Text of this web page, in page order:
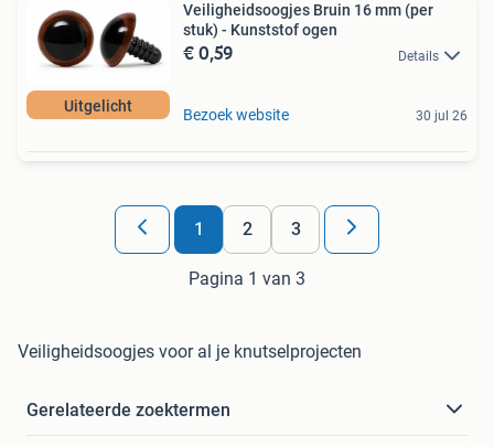
Uitgelicht
Veiligheidsoogjes Bruin 16 mm (per
stuk) - Kunststof ogen
€ 0,59 Details
Bezoek website 30 jul 26
1 2 3
Pagina 1 van 3
Veiligheidsoogjes voor al je knutselprojecten
Gerelateerde zoektermen